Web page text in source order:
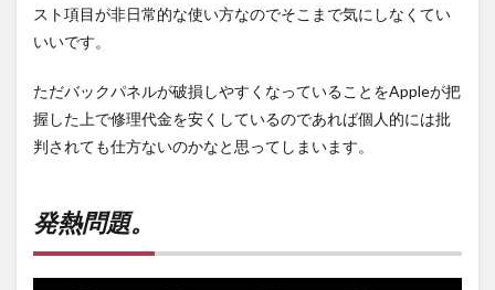
スト項目が非日常的な使い方なのでそこまで気にしなくてい
いいです。
ただバックパネルが破損しやすくなっていることをAppleが把
握した上で修理代金を安くしているのであれば個人的には批
判されても仕方ないのかなと思ってしまいます。
発熱問題。